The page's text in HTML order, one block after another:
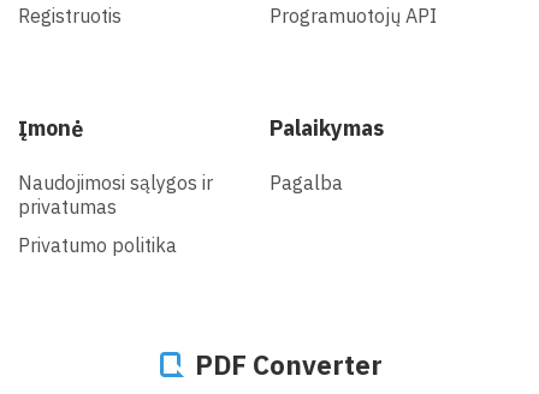
Registruotis
Programuotojų API
Įmonė
Naudojimosi sąlygos ir
privatumas
Privatumo politika
Palaikymas
Pagalba
PDF Converter